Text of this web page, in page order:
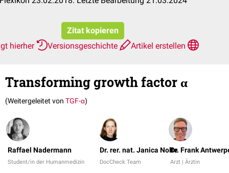
Zitat kopieren
hierher
Versionsgeschichte Artikel erstellen
Transforming growth factor α
(Weitergeleitet von TGF-α)
Raffael Nadermann
Student/in der Humanmedizin
Dr. rer. nat. Janica Nolte
DocCheck Team
Dr. Frank
Arzt | Ärztin